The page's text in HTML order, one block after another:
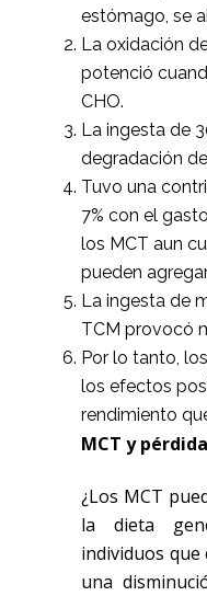
estómago, se
La oxidación
potenció
CHO.
La ingesta de
degradación
Tuvo una
7% con el
los MCT aun
pueden
La ingesta de
TCM provocó
Por lo tanto,
los efectos
rendimiento
MCT y
¿Los MCT
la dieta
individuos
una